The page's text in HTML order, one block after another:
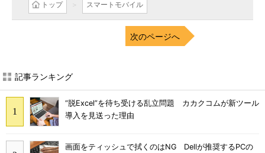
トップ スマートモバイル
次のページへ
記事ランキング
“脱Excel”を待ち受ける乱立問題 カカクコムが新ツール
導入を見送った理由
画面をティッシュで拭くのはNG Dellが推奨するPCの